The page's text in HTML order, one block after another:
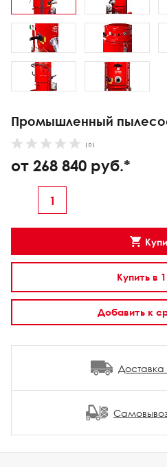
Промышленный
( 0 )
от 268 840 руб.*
Купить в
Добавить к